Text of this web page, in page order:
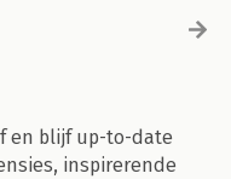
en blijf up-to-date
inspirerende